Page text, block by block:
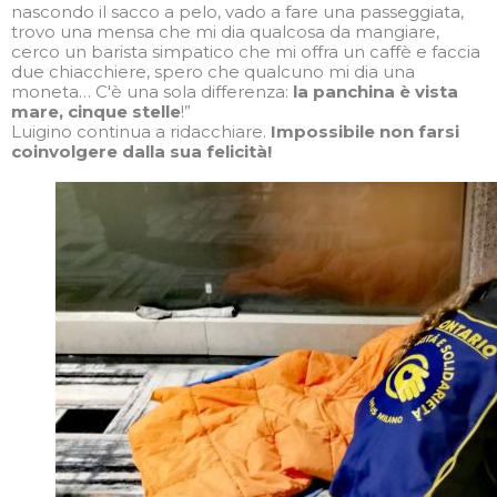
nascondo il sacco a pelo, vado a fare una passeggiata,
trovo una mensa che mi dia qualcosa da mangiare,
cerco un barista simpatico che mi offra un caffè e faccia
due chiacchiere, spero che qualcuno mi dia una
moneta… C'è una sola differenza: la panchina è vista
mare, cinque stelle!”
Luigino continua a ridacchiare. Impossibile non farsi
coinvolgere dalla sua felicità!